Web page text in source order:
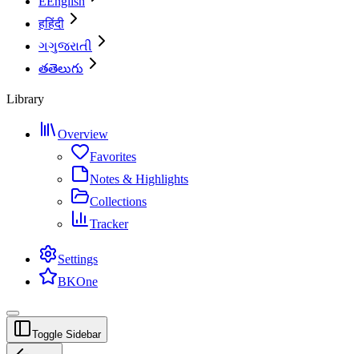
हहिंदी
ગગુજરાતી
తతెలుగు
Library
Overview
Favorites
Notes & Highlights
Collections
Tracker
Settings
BKOne
Toggle Sidebar